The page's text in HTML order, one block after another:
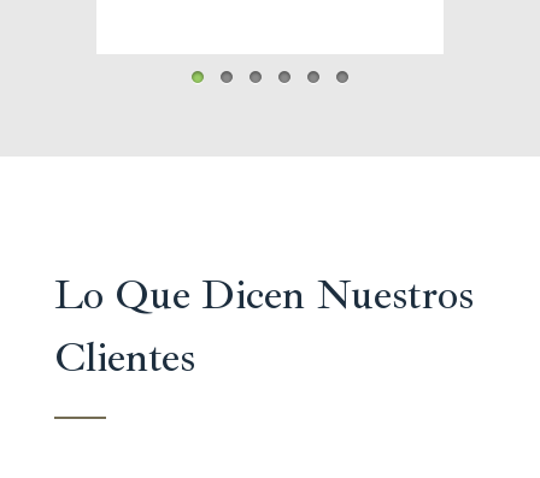
Lo Que Dicen Nuestros
Clientes